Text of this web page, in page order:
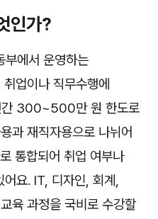
인가?
부에서 운영하는
업이나 직무수행에
간 300~500만 원 한도로
과 재직자용으로 나뉘어
통합되어 취업 여부나
요. IT, 디자인, 회계,
육 과정을 국비로 수강할